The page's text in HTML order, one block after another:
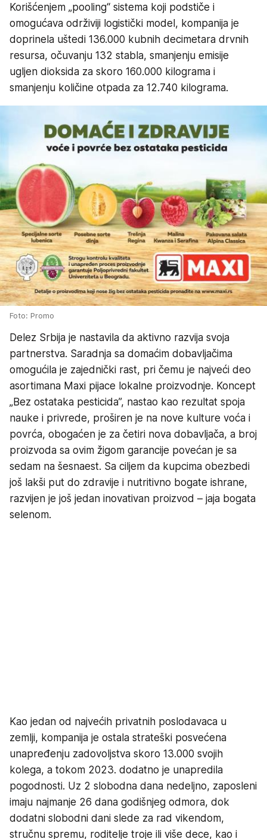
Korišćenjem „pooling“ sistema koji podstiče i
omogućava održiviji logistički model, kompanija je
doprinela uštedi 136.000 kubnih decimetara drvnih
resursa, očuvanju 132 stabla, smanjenju emisije
ugljen dioksida za skoro 160.000 kilograma i
smanjenju količine otpada za 12.740 kilograma.
Foto: Promo
Delez Srbija je nastavila da aktivno razvija svoja
partnerstva. Saradnja sa domaćim dobavljačima
omogućila je zajednički rast, pri čemu je najveći deo
asortimana Maxi pijace lokalne proizvodnje. Koncept
„Bez ostataka pesticida”, nastao kao rezultat spoja
nauke i privrede, proširen je na nove kulture voća i
povrća, obogaćen je za četiri nova dobavljača, a broj
proizvoda sa ovim žigom garancije povećan je sa
sedam na šesnaest. Sa ciljem da kupcima obezbedi
još lakši put do zdravije i nutritivno bogate ishrane,
razvijen je još jedan inovativan proizvod – jaja bogata
selenom.
Kao jedan od najvećih privatnih poslodavaca u
zemlji, kompanija je ostala strateški posvećena
unapređenju zadovoljstva skoro 13.000 svojih
kolega, a tokom 2023. dodatno je unapredila
pogodnosti. Uz 2 slobodna dana nedeljno, zaposleni
imaju najmanje 26 dana godišnjeg odmora, dok
dodatni slobodni dani slede za rad vikendom,
stručnu spremu, roditelje troje ili više dece, kao i